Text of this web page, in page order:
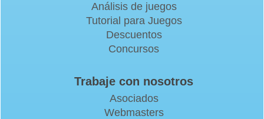
Análisis de juegos
Tutorial para Juegos
Descuentos
Concursos
Trabaje con nosotros
Asociados
Webmasters